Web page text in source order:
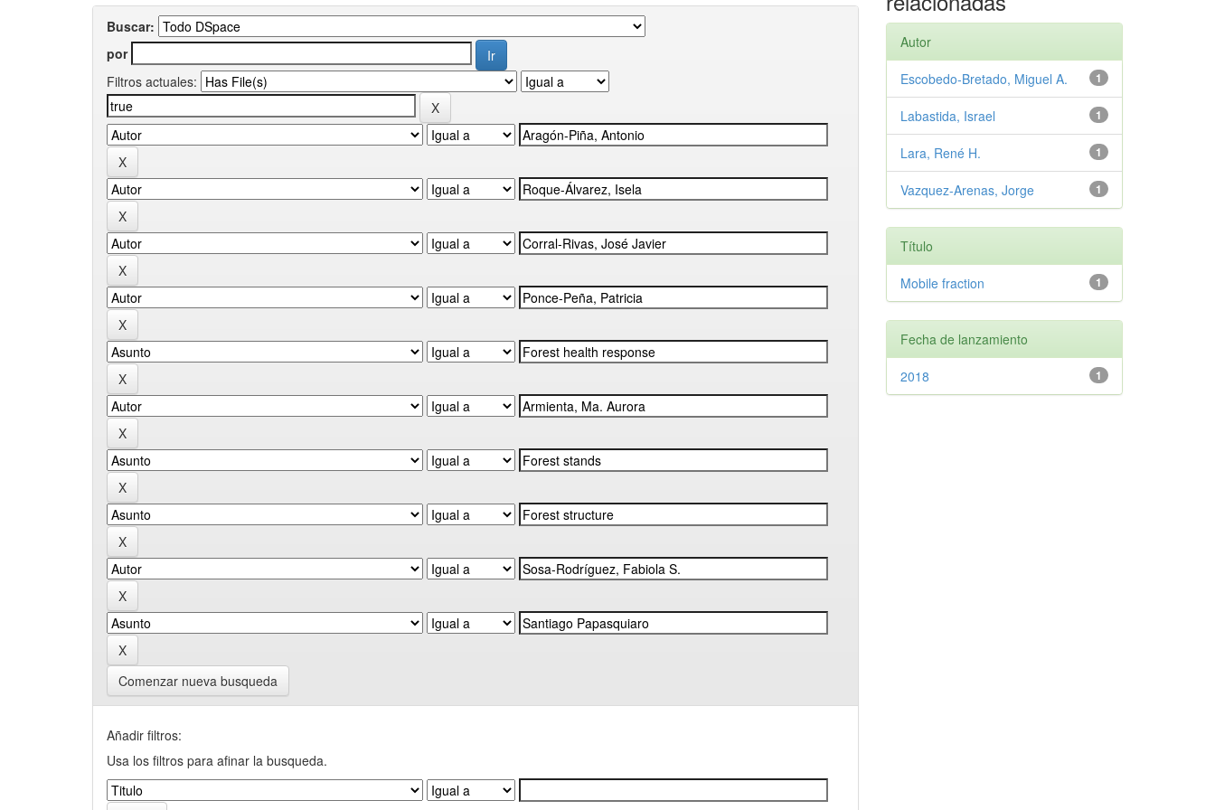
Buscar:
por
Filtros actuales:
Comenzar nueva busqueda
Añadir filtros:
Usa los filtros para afinar la busqueda.
Autor
1
Escobedo-Bretado, Miguel A.
1
Labastida, Israel
1
Lara, René H.
1
Vazquez-Arenas, Jorge
Título
1
Mobile fraction
Fecha de lanzamiento
1
2018